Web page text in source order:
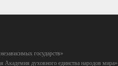
государств»
духовного единства народов мира»